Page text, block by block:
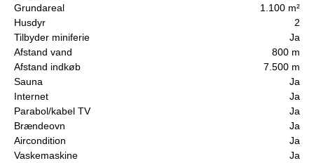
Grundareal
1.100 m²
Husdyr
2
Tilbyder miniferie
Ja
Afstand vand
800 m
Afstand indkøb
7.500 m
Sauna
Ja
Internet
Ja
Parabol/kabel TV
Ja
Brændeovn
Ja
Aircondition
Ja
Vaskemaskine
Ja